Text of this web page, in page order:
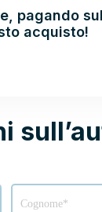
pagando
acquisto!